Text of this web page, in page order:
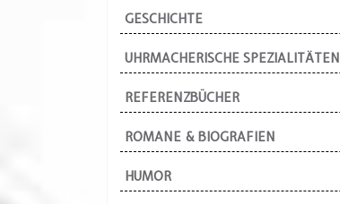
GESCHICHTE
UHRMACHERISCHE SPEZIALITÄTEN
REFERENZBÜCHER
ROMANE & BIOGRAFIEN
HUMOR